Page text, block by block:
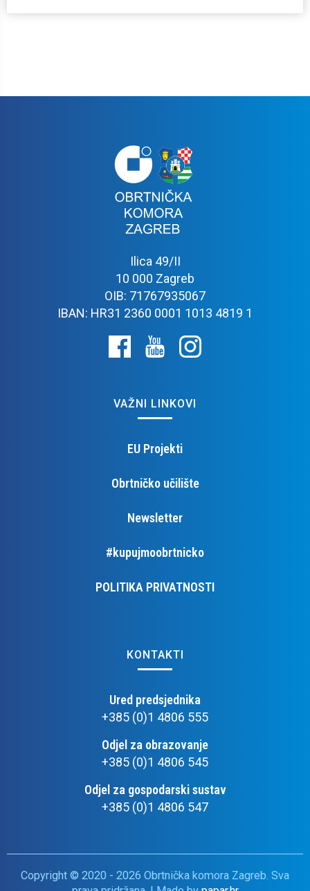
Ilica 49/II
10 000 Zagreb
OIB: 71767935067
IBAN: HR31 2360 0001 1013 4819 1
VAŽNI LINKOVI
EU Projekti
Obrtničko učilište
Newsletter
#kupujmoobrtnicko
POLITIKA PRIVATNOSTI
KONTAKTI
Ured predsjednika
+385 (0)1 4806 555
Odjel za obrazovanje
+385 (0)1 4806 545
Odjel za gospodarski sustav
+385 (0)1 4806 547
Copyright © 2020 - 2026 Obrtnička komora Zagreb. Sva